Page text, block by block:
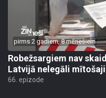
pirms 2 gadiem, 8 mēnešiem
Robežsargiem nav
Latvijā nelegāli
66. epizode